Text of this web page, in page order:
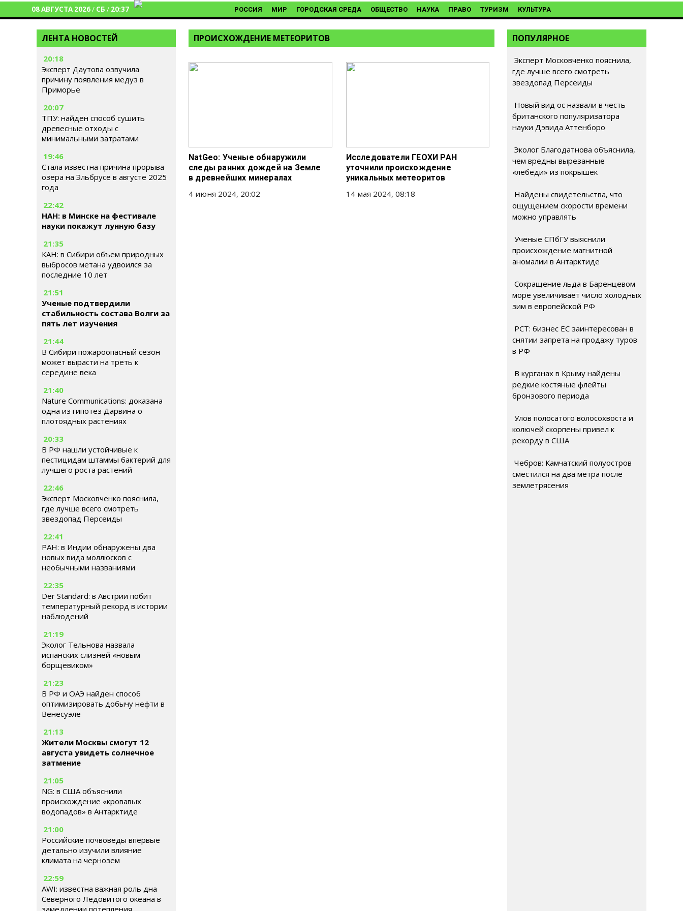
08 АВГУСТА 2026/ СБ / 20:37 РОССИЯ МИР ГОРОДСКАЯ СРЕДА ОБЩЕСТВО НАУКА ПРАВО ТУРИЗМ КУЛЬТУРА
ЛЕНТА НОВОСТЕЙ
20:18
Эксперт Даутова озвучила
причину появления медуз в
Приморье
20:07
ТПУ: найден способ сушить
древесные отходы с
минимальными затратами
19:46
Стала известна причина прорыва
озера на Эльбрусе в августе 2025
года
22:42
НАН: в Минске на фестивале
науки покажут лунную базу
21:35
КАН: в Сибири объем природных
выбросов метана удвоился за
последние 10 лет
21:51
Ученые подтвердили
стабильность состава Волги за
пять лет изучения
21:44
В Сибири пожароопасный сезон
может вырасти на треть к
середине века
21:40
Nature Communications: доказана
одна из гипотез Дарвина о
плотоядных растениях
20:33
В РФ нашли устойчивые к
пестицидам штаммы бактерий для
лучшего роста растений
22:46
Эксперт Московченко пояснила,
где лучше всего смотреть
звездопад Персеиды
22:41
РАН: в Индии обнаружены два
новых вида моллюсков с
необычными названиями
22:35
Der Standard: в Австрии побит
температурный рекорд в истории
наблюдений
21:19
Эколог Тельнова назвала
испанских слизней «новым
борщевиком»
21:23
В РФ и ОАЭ найден способ
оптимизировать добычу нефти в
Венесуэле
21:13
Жители Москвы смогут 12
августа увидеть солнечное
затмение
21:05
NG: в США объяснили
происхождение «кровавых
водопадов» в Антарктиде
21:00
Российские почвоведы впервые
детально изучили влияние
климата на чернозем
22:59
AWI: известна важная роль дна
Северного Ледовитого океана в
замедлении потепления
ПРОИСХОЖДЕНИЕ МЕТЕОРИТОВ
NatGeo: Ученые обнаружили
следы ранних дождей на Земле
в древнейших минералах
4 июня 2024, 20:02
Исследователи ГЕОХИ РАН
уточнили происхождение
уникальных метеоритов
14 мая 2024, 08:18
ПОПУЛЯРНОЕ
Эксперт Московченко пояснила,
где лучше всего смотреть
звездопад Персеиды
Новый вид ос назвали в честь
британского популяризатора
науки Дэвида Аттенборо
Эколог Благодатнова объяснила,
чем вредны вырезанные
«лебеди» из покрышек
Найдены свидетельства, что
ощущением скорости времени
можно управлять
Ученые СПбГУ выяснили
происхождение магнитной
аномалии в Антарктиде
Сокращение льда в Баренцевом
море увеличивает число холодных
зим в европейской РФ
РСТ: бизнес ЕС заинтересован в
снятии запрета на продажу туров
в РФ
В курганах в Крыму найдены
редкие костяные флейты
бронзового периода
Улов полосатого волосохвоста и
колючей скорпены привел к
рекорду в США
Чебров: Камчатский полуостров
сместился на два метра после
землетрясения